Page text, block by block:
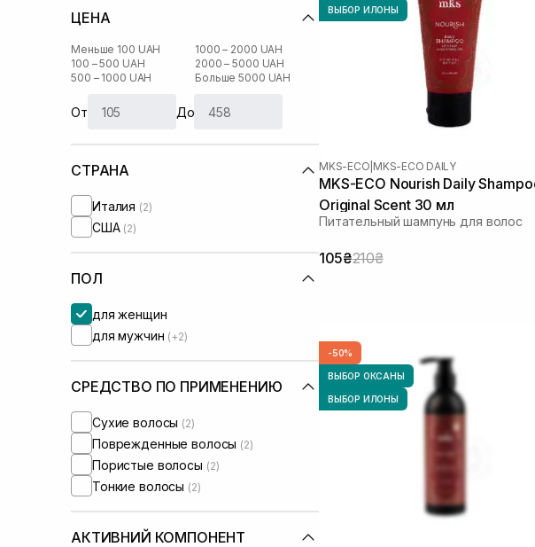
ЦЕНА
Меньше 100 UAH
100 – 500 UAH
500 – 1000 UAH
1000 – 2000 UAH
2000 – 5000 UAH
Больше 5000 UAH
От До
СТРАНА
Италия (2)
США (2)
ПОЛ
для женщин
для мужчин (+2)
СРЕДСТВО ПО ПРИМЕНЕНИЮ
Сухие волосы (2)
Поврежденные волосы (2)
Пористые волосы (2)
Тонкие волосы (2)
АКТИВНИЙ КОМПОНЕНТ
ВЫБОР ИЛОНЫ
MKS-ECO MKS-ECO DAILY
MKS-ECO Nourish Daily
Original Scent 30 мл
Питательный шампунь для волос
105₴210₴
-50%
ВЫБОР ОКСАНЫ
ВЫБОР ИЛОНЫ